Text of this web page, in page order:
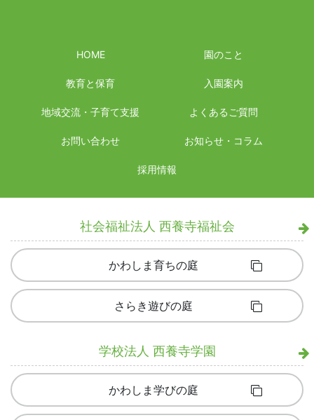
HOME 園のこと
教育と保育 入園案内
地域交流・子育て支援 よくあるご質問
お問い合わせ お知らせ・コラム
採用情報
社会福祉法人 西養寺福祉会
かわしま育ちの庭
さらき遊びの庭
学校法人 西養寺学園
かわしま学びの庭